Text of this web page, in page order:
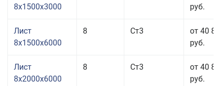
8x1500x3000
руб.
Лист
8x1500x6000
8 Ст3
от 40
руб.
Лист
8x2000x6000
8 Ст3
от 40
руб.